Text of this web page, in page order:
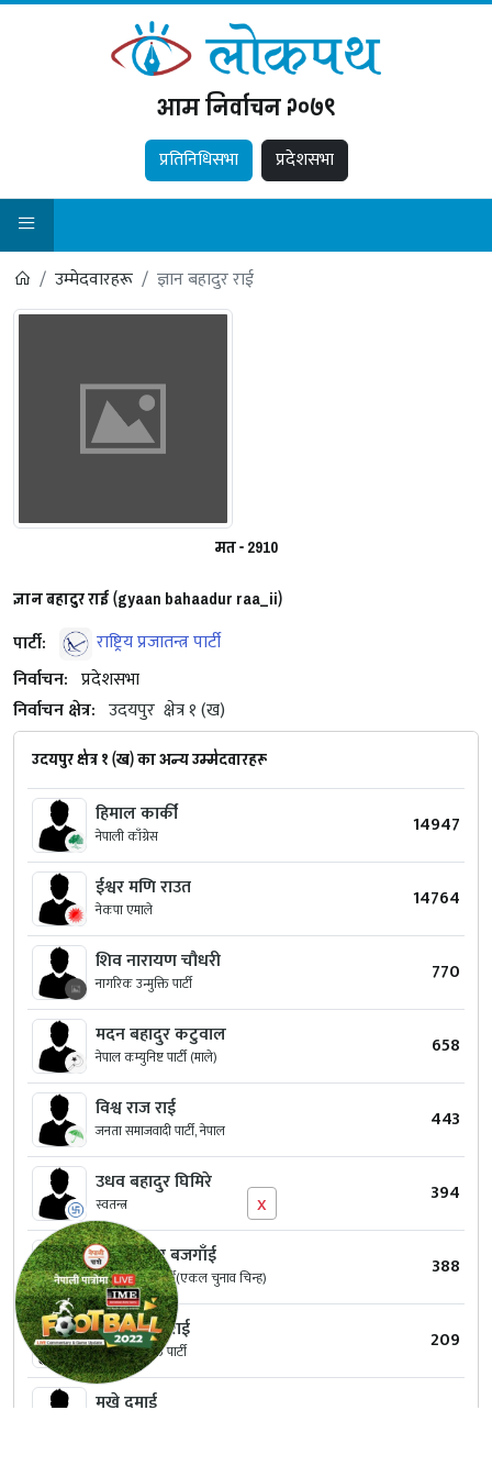
आम निर्वाचन २०७९
प्रतिनिधिसभा प्रदेशसभा
उम्मेदवारहरू ज्ञान बहादुर राई
मत - 2910
ज्ञान बहादुर राई (gyaan bahaadur raa_ii)
पार्टी:
राष्ट्रिय प्रजातन्त्र पार्टी
निर्वाचन: प्रदेशसभा
निर्वाचन क्षेत्र: उदयपुर क्षेत्र १ (ख)
उदयपुर क्षेत्र १ (ख) का अन्य उम्मेदवारहरू
हिमाल कार्की
नेपाली काँग्रेस 14947
ईश्वर मणि राउत
नेकपा एमाले 14764
शिव नारायण चौधरी
नागरिक उन्मुक्ति पार्टी 770
मदन बहादुर कटुवाल
नेपाल कम्युनिष्ट पार्टी (माले) 658
विश्व राज राई
जनता समाजवादी पार्टी, नेपाल 443
उधव बहादुर घिमिरे
स्वतन्त्र 394
भरत कुमार बजगाँई
सचेत नेपाली पार्टी(एकल चुनाव चिन्ह) 388
दिन बहादुर राई
राष्ट्रिय जनमुक्ति पार्टी 209
मखे दमाई
x